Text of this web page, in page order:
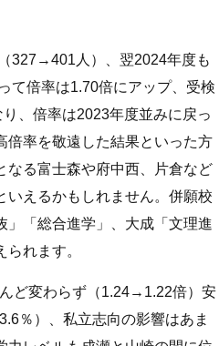
327→401人）、翌2024年度も
て倍率は1.70倍にアップ、受検
、倍率は2023年度並みに戻っ
倍率を敬遠した結果といった方
なる富士森や府中西、片倉など
いえるかもしれません。併願校
」「総合進学」、大成「文理進
れます。
ど変わらず（1.24→1.22倍）安
％）、私立志向の影響はあま